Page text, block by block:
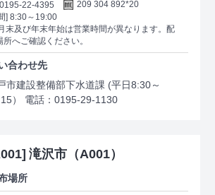
0195-22-4395
209 304 892*20
] 8:30～19:00
末及び年末年始は営業時間が異なります。配
所へご確認ください。
合わせ先
市建設整備部下水道課 (平日8:30～
） 電話：0195-29-1130
滝沢市（A001）
場所